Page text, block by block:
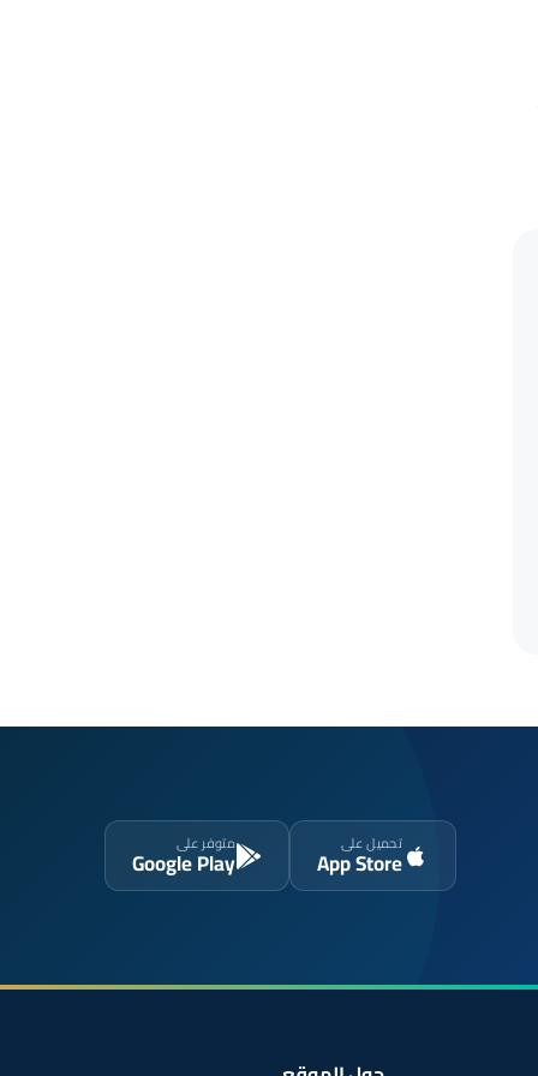
تحميل على
App Store
متوفر على
Google Play